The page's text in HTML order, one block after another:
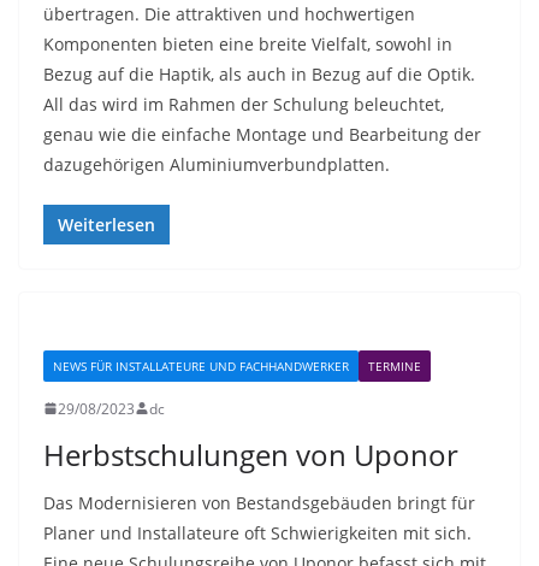
übertragen. Die attraktiven und hochwertigen
Komponenten bieten eine breite Vielfalt, sowohl in
Bezug auf die Haptik, als auch in Bezug auf die Optik.
All das wird im Rahmen der Schulung beleuchtet,
genau wie die einfache Montage und Bearbeitung der
dazugehörigen Aluminiumverbundplatten.
Weiterlesen
NEWS FÜR INSTALLATEURE UND FACHHANDWERKER TERMINE
29/08/2023 dc
Herbstschulungen von Uponor
Das Modernisieren von Bestandsgebäuden bringt für
Planer und Installateure oft Schwierigkeiten mit sich.